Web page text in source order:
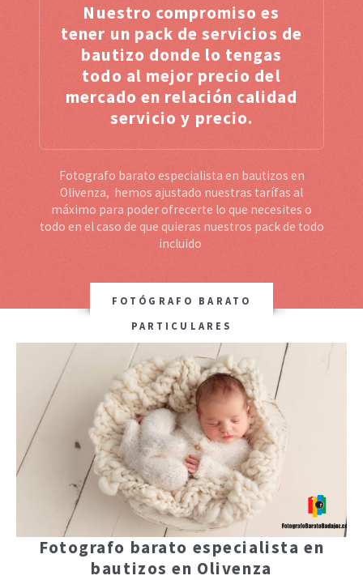
Nuestro compromiso es
tener un pack de servicios de
bautizo donde lo tengas
todo al mejor precio del
mercado en relación calidad
servicio y precio.
Fotografo barato especialista en bautizos en
Olivenza, hemos ajustado nuestras tarífas al
máximo para poder ofrecerte lo que necesites o
todo en el caso de que quieras nuestros pack de todo
incluido
FOTÓGRAFO BARATO
PARTICULARES
Fotografo barato especialista en
bautizos en Olivenza